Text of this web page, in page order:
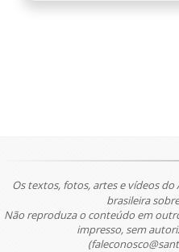
Os textos, fotos, artes e vídeos
brasileira
Não reproduza o conteúdo em
impresso, sem